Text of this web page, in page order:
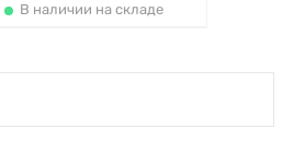
В наличии на складе